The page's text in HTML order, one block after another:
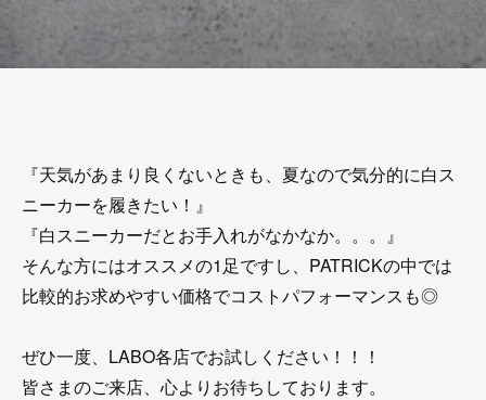
『天気があまり良くないときも、夏なので気分的に白ス
ニーカーを履きたい！』
『白スニーカーだとお手入れがなかなか。。。』
そんな方にはオススメの1足ですし、PATRICKの中では
比較的お求めやすい価格でコストパフォーマンスも◎
ぜひ一度、LABO各店でお試しください！！！
皆さまのご来店、心よりお待ちしております。